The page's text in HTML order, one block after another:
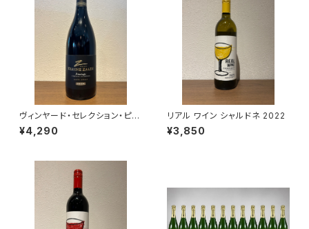
ヴィンヤード・セレクション・ピノ
タージュ 2023 クライン・ザル
ゼ・ワインズ
¥4,290
リアル ワイン シャルドネ 2022
¥3,850